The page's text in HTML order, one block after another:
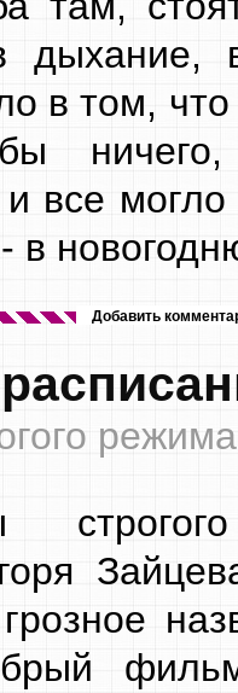
в том,
и все
в
Добавить
режима